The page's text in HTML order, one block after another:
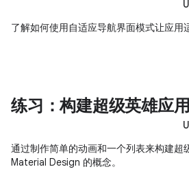
了解如何使用自适应导航界面模式让应用
练习：构建超级英雄应用
通过制作简单的动画和一个列表来构建超
Material Design 的概念。